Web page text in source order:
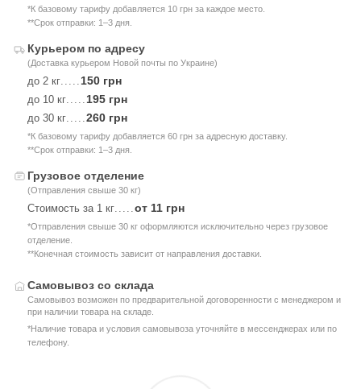
*К базовому тарифу добавляется 10 грн за каждое место.
**Срок отправки: 1–3 дня.
Курьером по адресу
(Доставка курьером Новой почты по Украине)
до 2 кг 150 грн
до 10 кг 195 грн
до 30 кг 260 грн
*К базовому тарифу добавляется 60 грн за адресную доставку.
**Срок отправки: 1–3 дня.
Грузовое отделение
(Отправления свыше 30 кг)
Стоимость за 1 кг от 11 грн
*Отправления свыше 30 кг оформляются исключительно через грузовое
отделение.
**Конечная стоимость зависит от направления доставки.
Самовывоз со склада
Самовывоз возможен по предварительной договоренности с менеджером и
при наличии товара на складе.
*Наличие товара и условия самовывоза уточняйте в мессенджерах или по
телефону.